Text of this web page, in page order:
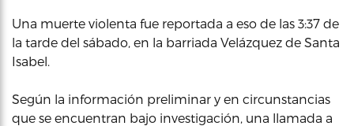
Una muerte violenta fue reportada a eso de las 3:37 de
la tarde del sábado, en la barriada Velázquez de Santa
Isabel.
Según la información preliminar y en circunstancias
que se encuentran bajo investigación, una llamada a